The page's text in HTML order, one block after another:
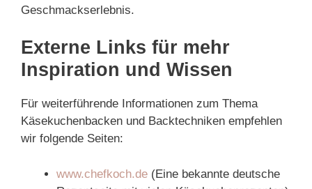
Geschmackserlebnis.
Externe Links für mehr
Inspiration und Wissen
Für weiterführende Informationen zum Thema
Käsekuchenbacken und Backtechniken empfehlen
wir folgende Seiten:
www.chefkoch.de (Eine bekannte deutsche